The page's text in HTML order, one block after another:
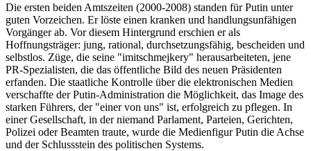
Die ersten beiden Amtszeiten (2000-2008) standen für Putin unter
guten Vorzeichen. Er löste einen kranken und handlungsunfähigen
Vorgänger ab. Vor diesem Hintergrund erschien er als
Hoffnungsträger: jung, rational, durchsetzungsfähig, bescheiden und
selbstlos. Züge, die seine "imitschmejkery" herausarbeiteten, jene
PR-Spezialisten, die das öffentliche Bild des neuen Präsidenten
erfanden. Die staatliche Kontrolle über die elektronischen Medien
verschaffte der Putin-Administration die Möglichkeit, das Image des
starken Führers, der "einer von uns" ist, erfolgreich zu pflegen. In
einer Gesellschaft, in der niemand Parlament, Parteien, Gerichten,
Polizei oder Beamten traute, wurde die Medienfigur Putin die Achse
und der Schlussstein des politischen Systems.